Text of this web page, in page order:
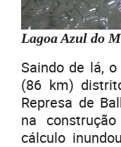
Lagoa Azul do
Saindo de lá,
(86 km)
Represa de
na
cálculo